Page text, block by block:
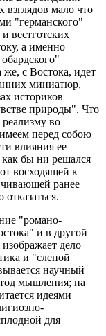
взглядов мало что
"германского"
вестготских
а именно
же, с Востока, идет
миниатюр,
историков
природы". Что
реализму во
перед собою
влияния ее
бы ни решался
восходящей к
ранее
"романо-
и в другой
дело
и "слепой
научный
мышления; на
идеями
для